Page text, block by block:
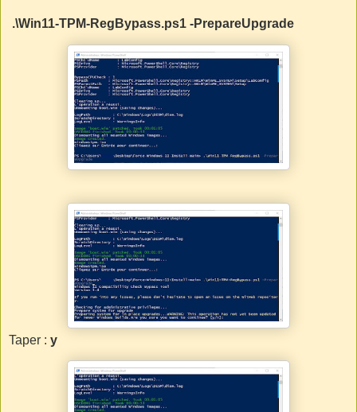
.\Win11-TPM-RegBypass.ps1 -PrepareUpgrade
Taper : y